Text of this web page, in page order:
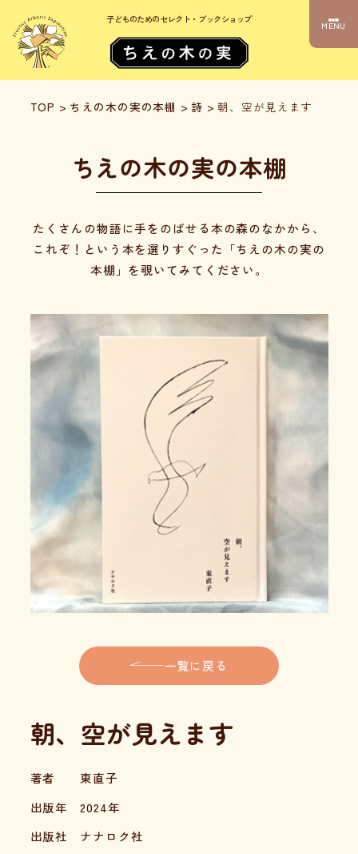
子どものためのセレクト・ブックショップ
MENU
TOP > ちえの木の実の本棚 > 詩 > 朝、空が見えます
ちえの木の実の本棚
たくさんの物語に手をのばせる本の森のなかから、
これぞ！という本を選りすぐった「ちえの木の実の
本棚」を覗いてみてください。
一覧に戻る
朝、空が見えます
著者
東直子
出版年
2024年
出版社
ナナロク社